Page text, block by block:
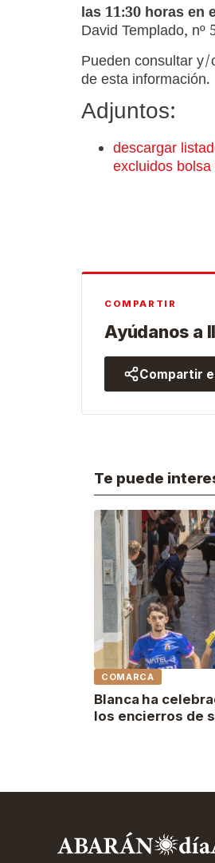
las 11:30 horas en
David Templado, nº
Pueden consultar
de esta información.
Adjuntos:
descargar
excluidos
COMPARTIR
Ayúdanos a
Compartir
Te puede
COMARCA
Blanca ha
los encierros de